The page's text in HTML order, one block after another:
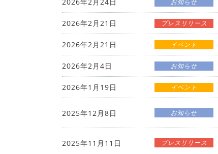
2026年2月24日
2026年2月21日 プレスリリース
2026年2月21日 イベント
2026年2月4日 お知らせ
2026年1月19日 イベント
2025年12月8日 お知らせ
2025年11月11日 プレスリリース